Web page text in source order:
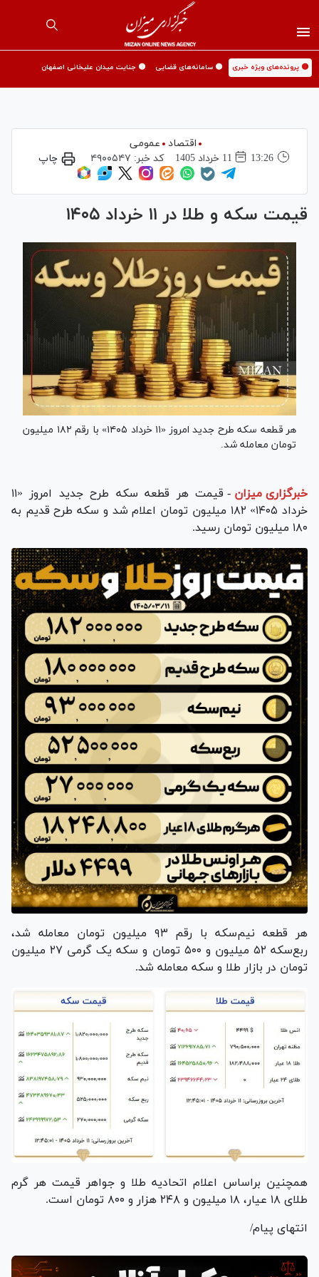
🟡 پرونده‌های ویژه خبری 🟡 سامانه‌های قضایی 🟡 جنایت میدان علیخانی اصفهان
اقتصاد
عمومی
13:26
11 خرداد 1405 کد خبر: ۴۹۰۰۵۴۷ چاپ
قیمت سکه و طلا در ۱۱ خرداد ۱۴۰۵
هر قطعه سکه طرح جدید امروز «۱۱ خرداد ۱۴۰۵» با رقم ۱۸۲ میلیون
تومان معامله شد.
خبرگزاری میزان -
قیمت هر قطعه سکه طرح جدید امروز «۱۱
خرداد ۱۴۰۵» ۱۸۲ میلیون تومان اعلام شد و سکه طرح قدیم به
۱۸۰ میلیون تومان رسید.
هر قطعه نیم‌سکه با رقم ۹۳ میلیون تومان معامله شد،
ربع‌سکه ۵۲ میلیون و ۵۰۰ تومان و سکه یک گرمی ۲۷ میلیون
تومان در بازار طلا و سکه معامله شد.
همچنین براساس اعلام اتحادیه طلا و جواهر قیمت هر گرم
طلای ۱۸ عیار، ۱۸ میلیون و ۲۴۸ هزار و ۸۰۰ تومان است.
انتهای پیام/